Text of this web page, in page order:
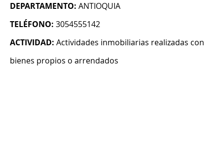
DEPARTAMENTO: ANTIOQUIA
TELÉFONO: 3054555142
ACTIVIDAD: Actividades inmobiliarias realizadas con
bienes propios o arrendados